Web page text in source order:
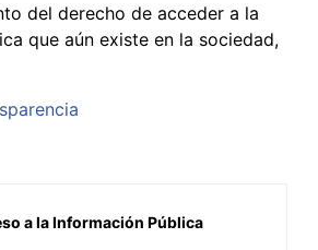
del derecho de acceder a la
que aún existe en la sociedad,
a la Información Pública